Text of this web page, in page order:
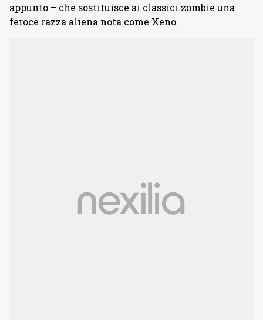
appunto – che sostituisce ai classici zombie una
feroce razza aliena nota come Xeno.